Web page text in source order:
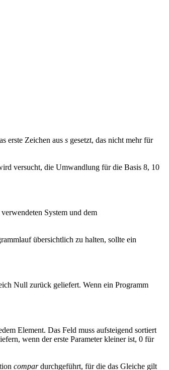
erste Zeichen aus s gesetzt, das nicht mehr für
versucht, die Umwandlung für die Basis 8, 10
System und dem
übersichtlich zu halten, sollte ein
Null zurück geliefert. Wenn ein Programm
Element. Das Feld muss aufsteigend sortiert
wenn der erste Parameter kleiner ist, 0 für
compardurchgeführt, für die das Gleiche gilt